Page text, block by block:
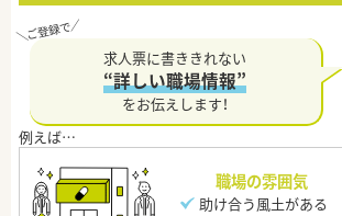
求人票に書ききれない
“詳しい職場情報”
をお伝えします！
職場の雰囲気
助け合う風土がある